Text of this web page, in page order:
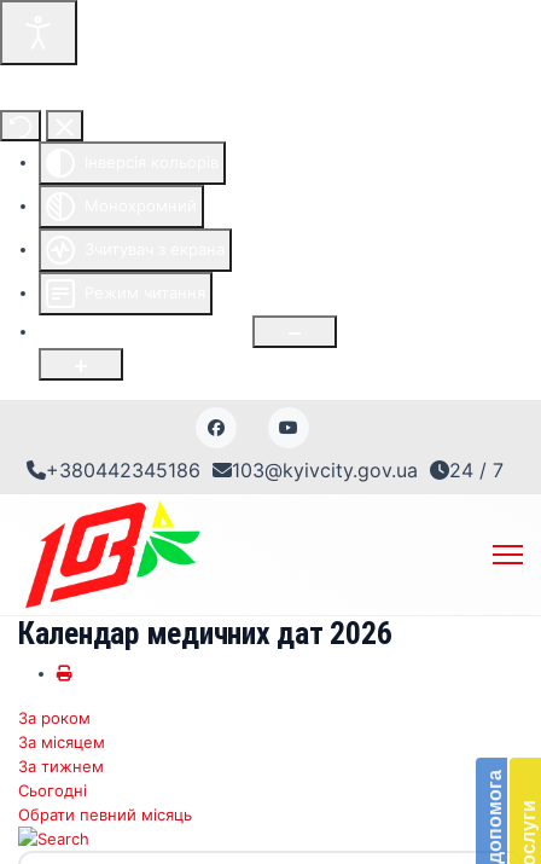
+380442345186 103@kyivcity.gov.ua 24 / 7
Календар медичних дат 2026
За роком
За місяцем
За тижнем
Сьогодні
Обрати певний місяць